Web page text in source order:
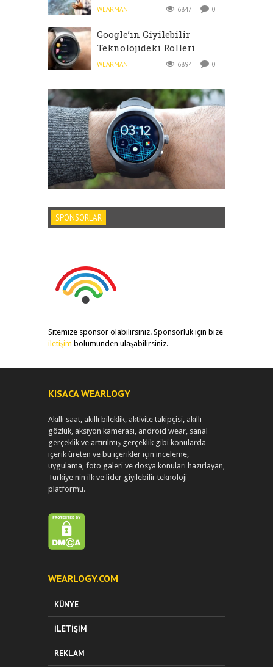
WEARMAN 6847 0
Google’ın Giyilebilir
Teknolojideki Rolleri
WEARMAN 6894 0
SPONSORLAR
Sitemize sponsor olabilirsiniz. Sponsorluk için bize
iletişim bölümünden ulaşabilirsiniz.
KISACA WEARLOGY
Akıllı saat, akıllı bileklik, aktivite takipçisi, akıllı
gözlük, aksiyon kamerası, android wear, sanal
gerçeklik ve artırılmış gerçeklik gibi konularda
içerik üreten ve bu içerikler için inceleme,
uygulama, foto galeri ve dosya konuları hazırlayan,
Türkiye'nin ilk ve lider giyilebilir teknoloji
platformu.
WEARLOGY.COM
KÜNYE
İLETIŞIM
REKLAM